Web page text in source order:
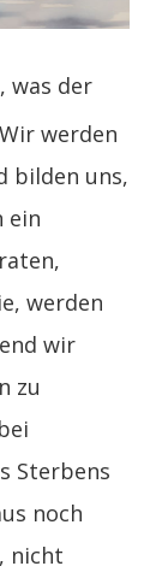
was der
Wir werden
bilden uns,
ein
werden
wir
zu
Sterbens
noch
nicht